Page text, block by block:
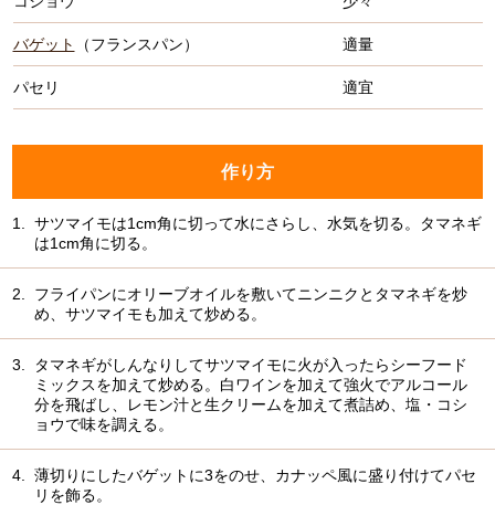
バゲット （フランスパン） 適量
パセリ 適宜
作り方
1.
サツマイモは1cm角に切って水にさらし、水気を切る。タマネギ
は1cm角に切る。
2.
フライパンにオリーブオイルを敷いてニンニクとタマネギを炒
め、サツマイモも加えて炒める。
3.
タマネギがしんなりしてサツマイモに火が入ったらシーフード
ミックスを加えて炒める。白ワインを加えて強火でアルコール
分を飛ばし、レモン汁と生クリームを加えて煮詰め、塩・コシ
ョウで味を調える。
4.
薄切りにしたバゲットに3をのせ、カナッペ風に盛り付けてパセ
リを飾る。